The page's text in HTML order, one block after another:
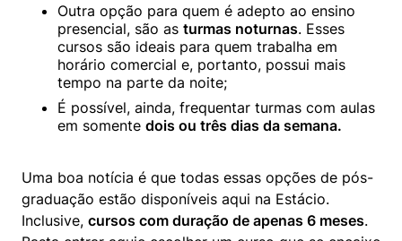
Outra opção para quem é adepto ao ensino
presencial, são as turmas noturnas. Esses
cursos são ideais para quem trabalha em
horário comercial e, portanto, possui mais
tempo na parte da noite;
É possível, ainda, frequentar turmas com aulas
em somente dois ou três dias da semana.
Uma boa notícia é que todas essas opções de pós-
graduação estão disponíveis aqui na Estácio.
Inclusive, cursos com duração de apenas 6 meses.